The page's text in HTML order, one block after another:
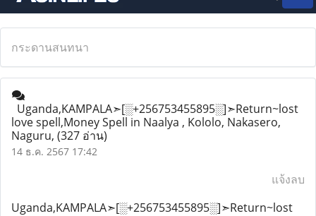
กระดานสนทนา
Uganda,KAMPALA➣[░+256753455895░]➣Return~lost
love spell,Money Spell in Naalya , Kololo, Nakasero,
Naguru, (327 อ่าน)
14 ธ.ค. 2567 17:42
แจ้งลบ
Uganda,KAMPALA➣[░+256753455895░]➣Return~lost